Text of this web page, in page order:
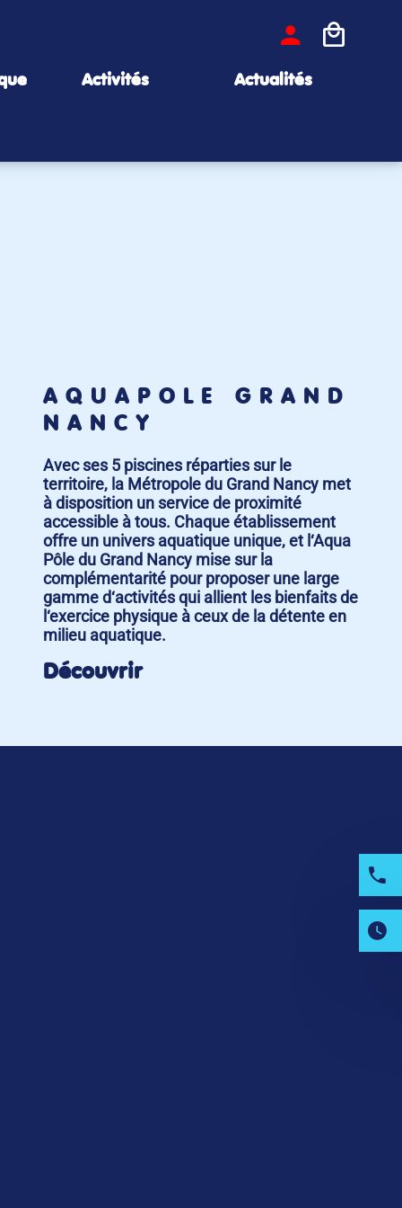
Activités Actualités
AQUAPÔLE GRAND
NANCY
Avec ses 5 piscines réparties sur le
territoire, la Métropole du Grand Nancy met
à disposition un service de proximité
accessible à tous. Chaque établissement
offre un univers aquatique unique, et l‘Aqua
Pôle du Grand Nancy mise sur la
complémentarité pour proposer une large
gamme d‘activités qui allient les bienfaits de
l‘exercice physique à ceux de la détente en
milieu aquatique.
Découvrir